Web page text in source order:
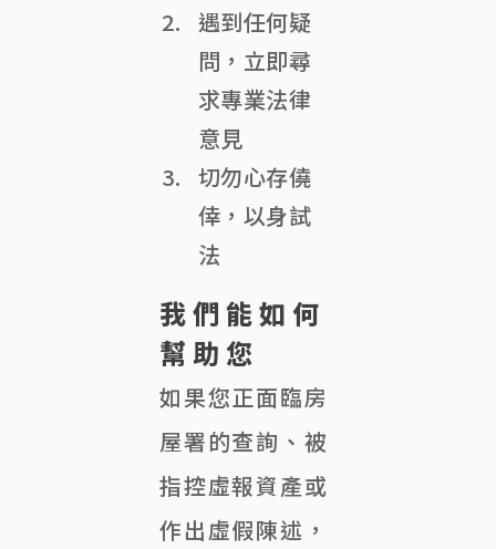
遇到任何疑
問，立即尋
求專業法律
意見
切勿心存僥
倖，以身試
法
我們能如何
幫助您
如果您正面臨房
屋署的查詢、被
指控虛報資產或
作出虛假陳述，